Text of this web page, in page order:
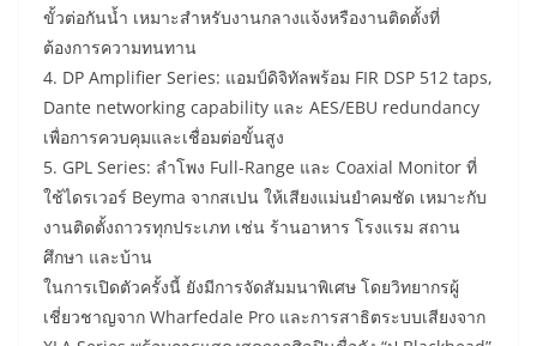
ขั้วต่อกันน้ำ เหมาะสำหรับงานกลางแจ้งหรืองานติดตั้งที่
ต้องการความทนทาน
4. DP Amplifier Series: แอมป์ดิจิทัลพร้อม FIR DSP 512 taps,
Dante networking capability และ AES/EBU redundancy
เพื่อการควบคุมและเชื่อมต่อขั้นสูง
5. GPL Series: ลำโพง Full-Range และ Coaxial Monitor ที่
ใช้ไดรเวอร์ Beyma จากสเปน ให้เสียงแม่นยำคมชัด เหมาะกับ
งานติดตั้งถาวรทุกประเภท เช่น ร้านอาหาร โรงแรม สถาน
ศึกษา และบ้าน
ในการเปิดตัวครั้งนี้ ยังมีการจัดสัมมนาพิเศษ โดยวิทยากรผู้
เชี่ยวชาญจาก Wharfedale Pro และการสาธิตระบบเสียงจาก